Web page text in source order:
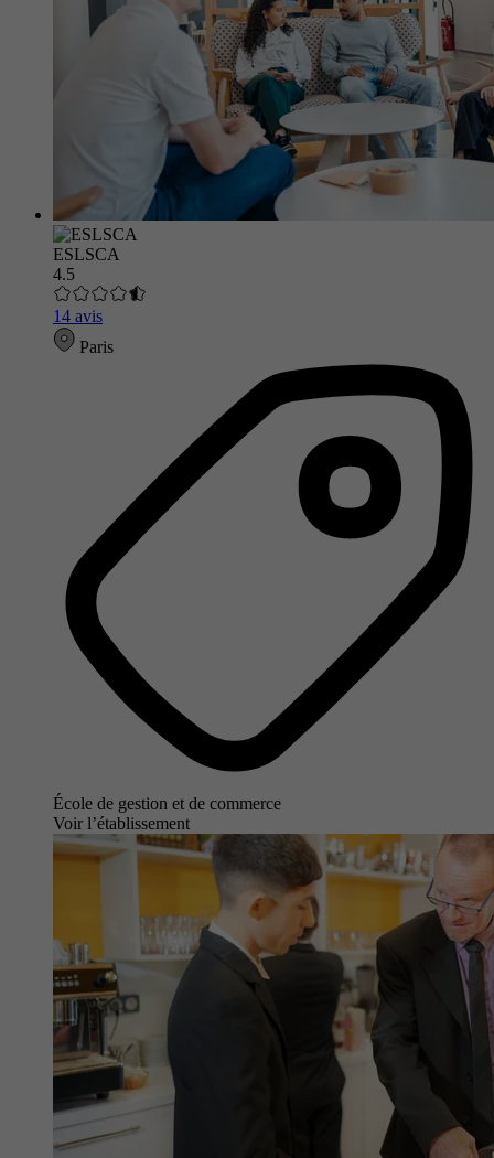
ESLSCA
4.5
14 avis
Paris
École de gestion et de commerce
Voir l’établissement